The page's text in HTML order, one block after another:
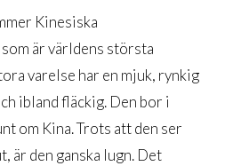
Kinesiska
är världens största
varelse har en mjuk, rynkig
ibland fläckig. Den bor i
om Kina. Trots att den ser
är den ganska lugn. Det